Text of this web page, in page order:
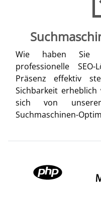
Wie haben Sie
professionelle
Präsenz effektiv
Sichbarkeit erheblich
sich von
Suchmaschinen-